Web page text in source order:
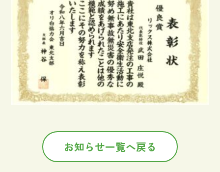
お知らせ一覧へ戻る